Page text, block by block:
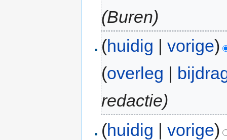
(Buren)
(huidig |vorige)
(overleg
redactie)
(huidig |vorige)